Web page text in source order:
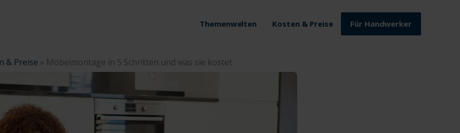
Themenwelten Kosten & Preise Für Handwerker
& Preise » Möbelmontage in 5 Schritten und was sie kostet